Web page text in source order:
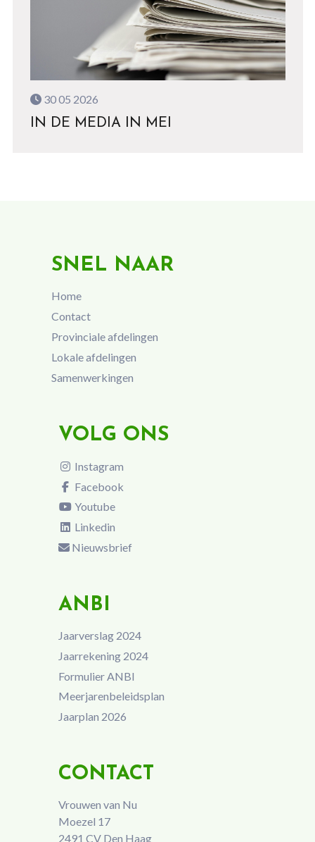
30 05 2026
IN DE MEDIA IN MEI
SNEL NAAR
Home
Contact
Provinciale afdelingen
Lokale afdelingen
Samenwerkingen
VOLG ONS
Instagram
Facebook
Youtube
Linkedin
Nieuwsbrief
ANBI
Jaarverslag 2024
Jaarrekening 2024
Formulier ANBI
Meerjarenbeleidsplan
Jaarplan 2026
CONTACT
Vrouwen van Nu
Moezel 17
2491 CV Den Haag